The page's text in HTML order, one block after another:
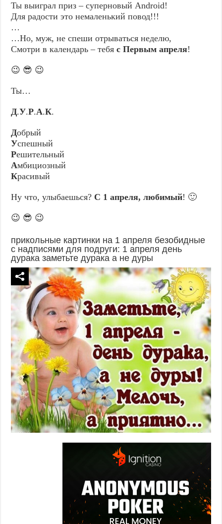
Ты выиграл приз – суперновый Android!
Для радости это немаленький повод!!!
…
…Но, муж, не спеши отрываться неделю,
Смотри в календарь – тебяс Первым апреля!
😉 😎 😉
Ты…
Д.У.Р.А.К.
Добрый
Успешный
Решительный
Амбициозный
Красивый
Ну что, улыбаешься? С 1 апреля, любимый! 🙂
😉 😎 😉
прикольные картинки на 1 апреля безобидные
с надписями для подруги: 1 апреля день
дурака заметьте дурака а не дуры